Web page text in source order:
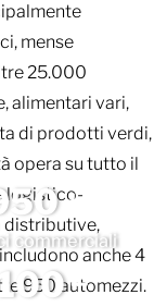
mense
25.000
alimentari vari,
di prodotti verdi,
opera su tutto il
logistico-
distributive,
anche 4
950 automezzi.
+
commerciali
+